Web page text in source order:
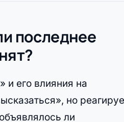
последнее
и его влияния на
но
ли